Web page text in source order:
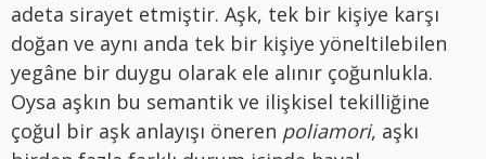
adeta sirayet etmiştir. Aşk, tek bir kişiye karşı
doğan ve aynı anda tek bir kişiye yöneltilebilen
yegâne bir duygu olarak ele alınır çoğunlukla.
Oysa aşkın bu semantik ve ilişkisel tekilliğine
çoğul bir aşk anlayışı öneren poliamori, aşkı